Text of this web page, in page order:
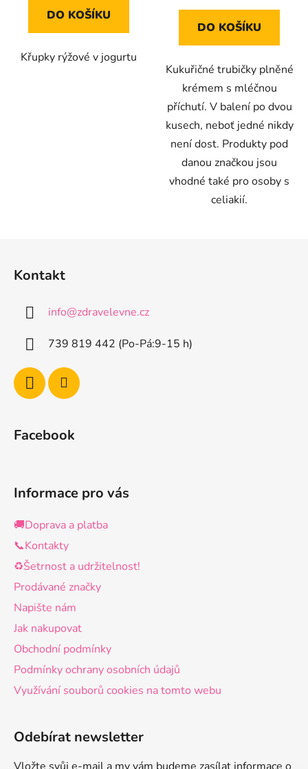
DO KOŠÍKU
Křupky rýžové v jogurtu
z
DO KOŠÍKU
Kukuřičné trubičky plněné
krémem s mléčnou
příchutí. V balení po dvou
kusech, neboť jedné nikdy
není dost. Produkty pod
danou značkou jsou
vhodné také pro osoby s
celiakií.
Kontakt
info@zdravelevne.cz
739 819 442 (Po-Pá:9-15 h)
Facebook
Informace pro vás
🚚Doprava a platba
📞Kontakty
♻️Šetrnost a udržitelnost!
Prodávané značky
Napište nám
Jak nakupovat
Obchodní podmínky
Podmínky ochrany osobních údajů
Využívání souborů cookies na tomto webu
Odebírat newsletter